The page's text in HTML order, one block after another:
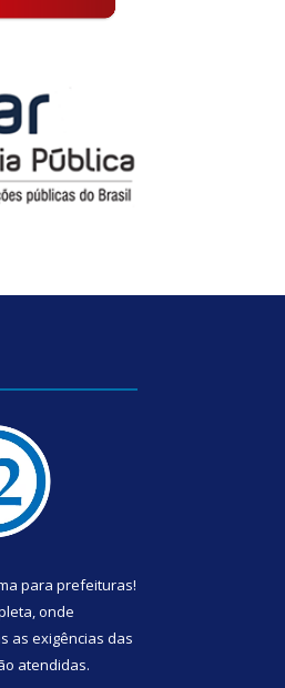
para prefeituras!
onde
as exigências das
atendidas.